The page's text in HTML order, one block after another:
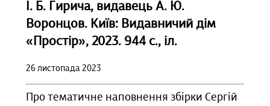
І. Б. Гирича, видавець А. Ю.
Воронцов. Київ: Видавничий дім
«Простір», 2023. 944 с., іл.
26 листопада 2023
Про тематичне наповнення збірки Сергій